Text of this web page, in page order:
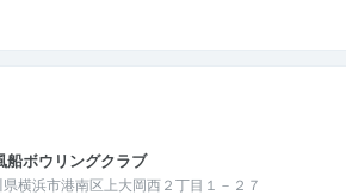
船ボウリングクラブ
横浜市港南区上大岡西２丁目１－２７